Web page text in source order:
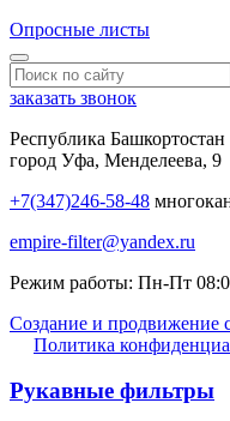
Опросные листы
заказать звонок
Республика Башкортостан
город Уфа, Менделеева, 9
+7(347)246-58-48
empire-filter@yandex.ru
Режим работы: Пн-Пт
Создание и продвижение
Политика
Рукавные фильтры